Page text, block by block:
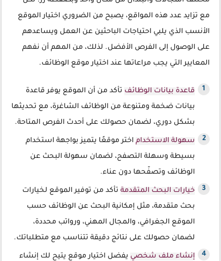
مع تزايد عدد هذه المواقع، يصبح من الضروري اختيار الموقع
الأنسب الذي يلبي احتياجات الباحثين عن العمل ويساعدهم
على الوصول إلى الفرص الأفضل. لذلك، من المهم أن نفهم
المعايير التي يجب مراعاتها عند اختيار موقع الوظائف.
قاعدة بيانات الوظائف تأكد من أن الموقع يوفر قاعدة
بيانات ضخمة ومتنوعة من الوظائف الشاغرة، مع تحديثها
بشكل دوري، لضمان حصولك على أحدث الفرص المتاحة.
سهولة الاستخدام اختر موقعًا يتميز بواجهة استخدام
بسيطة وسهلة التصفح، لضمان سهولة البحث عن
الوظائف وتصفّحها دون عناء.
خيارات البحث المتقدمة تأكد من توفير الموقع لخيارات
بحث متقدمة، مثل إمكانية البحث عن الوظائف حسب
الموقع الجغرافي، والمجال المهني، ورواتب محددة،
لضمان حصولك على نتائج دقيقة تتناسب مع متطلباتك.
إنشاء ملف شخصي يفضل اختيار موقع يتيح لك إنشاء